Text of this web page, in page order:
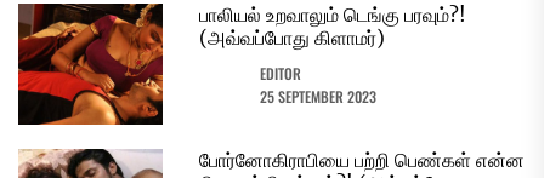
பாலியல் உறவாலும் டெங்கு பரவும்?!
(அவ்வப்போது கிளாமர்)
EDITOR
25 SEPTEMBER 2023
போர்னோகிராபியை பற்றி பெண்கள் என்ன